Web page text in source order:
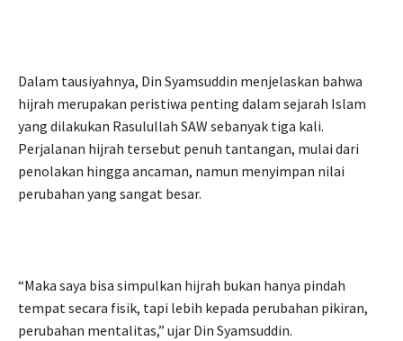
Dalam tausiyahnya, Din Syamsuddin menjelaskan bahwa
hijrah merupakan peristiwa penting dalam sejarah Islam
yang dilakukan Rasulullah SAW sebanyak tiga kali.
Perjalanan hijrah tersebut penuh tantangan, mulai dari
penolakan hingga ancaman, namun menyimpan nilai
perubahan yang sangat besar.
“Maka saya bisa simpulkan hijrah bukan hanya pindah
tempat secara fisik, tapi lebih kepada perubahan pikiran,
perubahan mentalitas,” ujar Din Syamsuddin.